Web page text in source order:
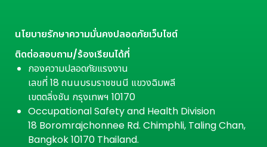
นโยบายรักษาความมั่นคงปลอดภัยเว็บไซต์
ติดต่อสอบถาม/ร้องเรียนได้ที่
กองความปลอดภัยแรงงาน
เลขที่ 18 ถนนบรมราชชนนี แขวงฉิมพลี
เขตตลิ่งชัน กรุงเทพฯ 10170
Occupational Safety and Health Division
18 Boromrajchonnee Rd. Chimphli, Taling Chan,
Bangkok 10170 Thailand.